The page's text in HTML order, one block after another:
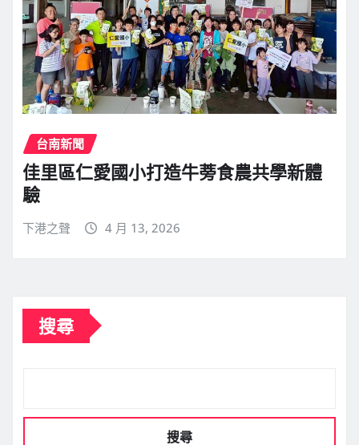
台南新聞
佳里區仁愛國小打造牛蒡食農共學新體
驗
下港之聲 4 月 13, 2026
搜尋
搜尋